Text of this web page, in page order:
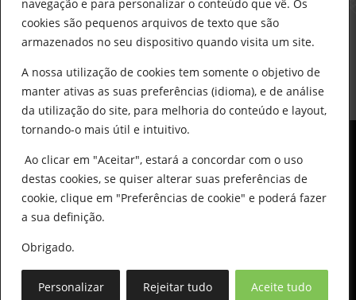
navegação e para personalizar o conteúdo que vê. Os
cookies são pequenos arquivos de texto que são
armazenados no seu dispositivo quando visita um site.
A nossa utilização de cookies tem somente o objetivo de
manter ativas as suas preferências (idioma), e de análise
da utilização do site, para melhoria do conteúdo e layout,
tornando-o mais útil e intuitivo.
Ao clicar em "Aceitar", estará a concordar com o uso
destas cookies, se quiser alterar suas preferências de
cookie, clique em "Preferências de cookie" e poderá fazer
a sua definição.
Obrigado.
Personalizar Rejeitar tudo Aceite tudo
2820-287 • Charneca de Caparica
© All Copyright 2025 by Delarobia.pt